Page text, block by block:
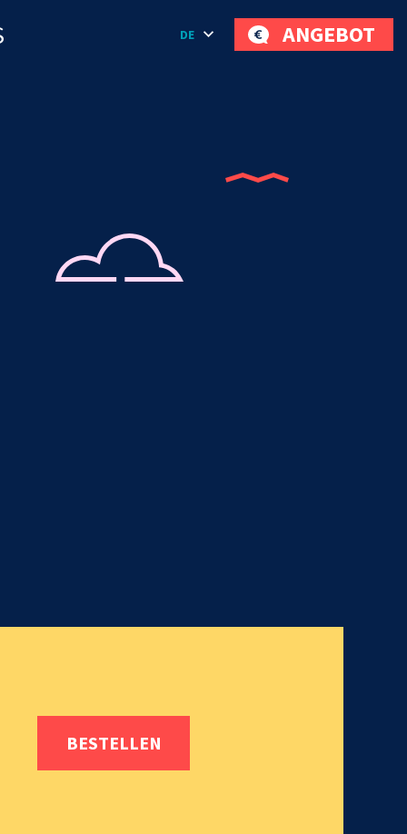
DE ANGEBOT
BESTELLEN